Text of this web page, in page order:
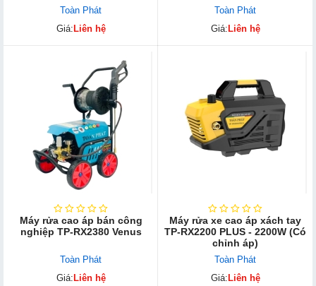
Toàn Phát
Giá: Liên hệ
Toàn Phát
Giá: Liên hệ
Máy rửa cao áp bán công
nghiệp TP-RX2380 Venus
Toàn Phát
Giá: Liên hệ
Máy rửa xe cao áp xách tay
TP-RX2200 PLUS - 2200W (Có
chỉnh áp)
Toàn Phát
Giá: Liên hệ